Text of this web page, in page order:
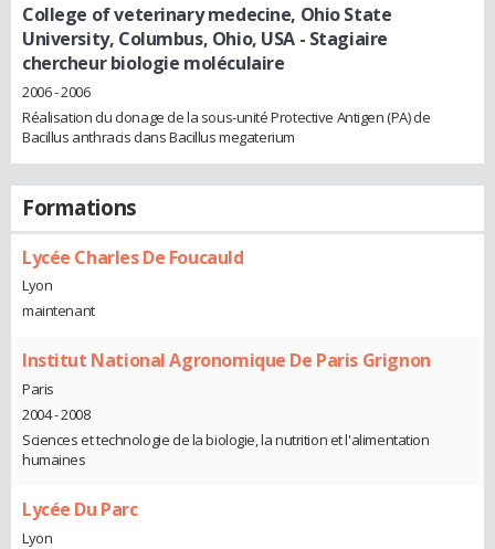
College of veterinary medecine, Ohio State
University, Columbus, Ohio, USA- Stagiaire
chercheur biologie moléculaire
2006 - 2006
Réalisation du clonage de la sous-unité Protective Antigen (PA) de
Bacillus anthracis dans Bacillus megaterium
Formations
Lycée Charles De Foucauld
Lyon
maintenant
Institut National Agronomique De Paris Grignon
Paris
2004 - 2008
Sciences et technologie de la biologie, la nutrition et l'alimentation
humaines
Lycée Du Parc
Lyon